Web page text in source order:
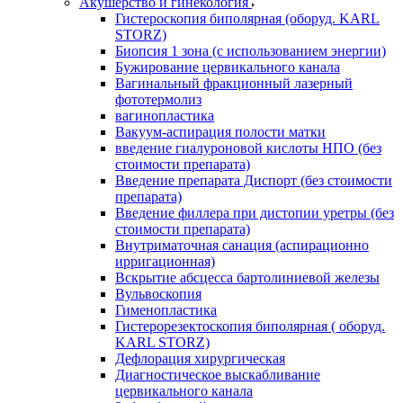
Гистероскопия биполярная (оборуд. KARL
STORZ)
Биопсия 1 зона (с использованием энергии)
Бужирование цервикального канала
Вагинальный фракционный лазерный
фототермолиз
вагинопластика
Вакуум-аспирация полости матки
введение гиалуроновой кислоты НПО (без
стоимости препарата)
Введение препарата Диспорт (без стоимости
препарата)
Введение филлера при дистопии уретры (без
стоимости препарата)
Внутриматочная санация (аспирационно
ирригационная)
Вскрытие абсцесса бартолиниевой железы
Вульвоскопия
Гименопластика
Гистерорезектоскопия биполярная ( оборуд.
KARL STORZ)
Дефлорация хирургическая
Диагностическое выскабливание
цервикального канала